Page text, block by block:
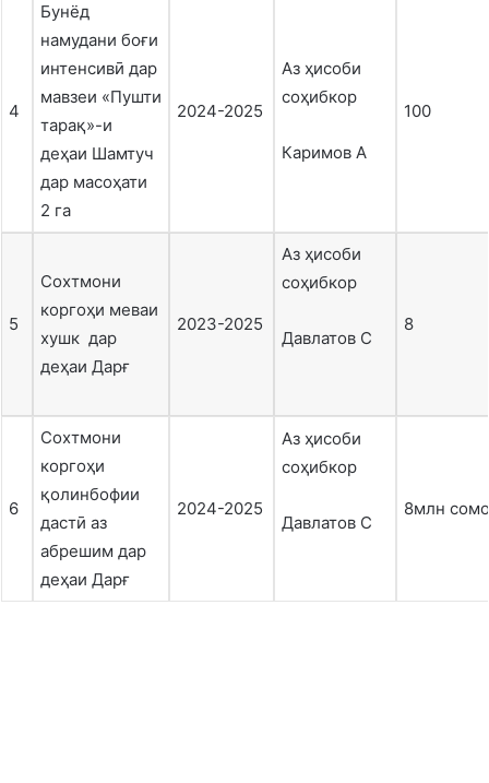
4
Бунёд
намудани боғи
интенсивӣ дар
мавзеи «Пушти
тарақ»-и
деҳаи Шамтуч
дар масоҳати
2 га
2024-2025
Аз ҳисоби
соҳибкор
Каримов А
100
5
Сохтмони
коргоҳи меваи
хушк дар
деҳаи Дарғ
2023-2025
Аз ҳисоби
соҳибкор
Давлатов С
8
6
Сохтмони
коргоҳи
қолинбофии
дастӣ аз
абрешим дар
деҳаи Дарғ
2024-2025
Аз ҳисоби
соҳибкор
Давлатов С
8млн